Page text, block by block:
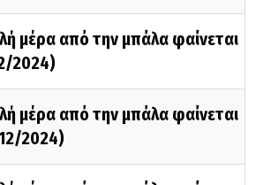
μέρα από την μπάλα φαίνεται
2024)
μέρα από την μπάλα φαίνεται
2024)